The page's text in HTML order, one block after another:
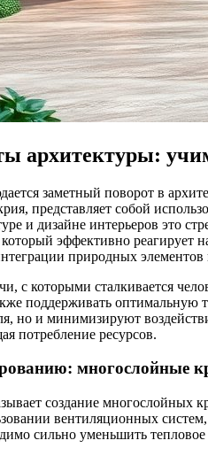
архитектуры:
заметный поворот в
представляет собой
и дизайне интерьеров это
эффективно реагирует
природных элементов
с которыми сталкивается
поддерживать оптимальную
но и минимизируют
потребление ресурсов.
многослойные
создание многослойных
вентиляционных
сильно уменьшить